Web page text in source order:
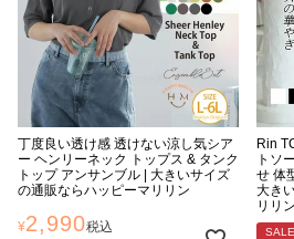
丁度良い透け感 透けない涼し気シア
ー ヘンリーネック トップス & タンク
トップ アンサンブル | 大きいサイズ
の通販ならハッピーマリリン
¥2,990税込
Rin
トソ
せ 体
大き
リリン
SALE